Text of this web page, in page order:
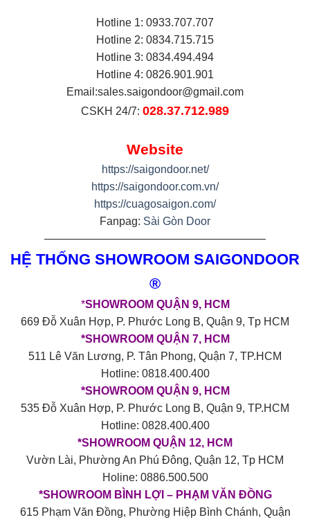
Hotline 1: 0933.707.707
Hotline 2: 0834.715.715
Hotline 3: 0834.494.494
Hotline 4: 0826.901.901
Email:sales.saigondoor@gmail.com
CSKH 24/7: 028.37.712.989
Website
https://saigondoor.net/
https://saigondoor.com.vn/
https://cuagosaigon.com/
Fanpag: Sài Gòn Door
————————————————————
HỆ THỐNG SHOWROOM SAIGONDOOR
®
*SHOWROOM QUẬN 9, HCM
669 Đỗ Xuân Hợp, P. Phước Long B, Quận 9, Tp HCM
*SHOWROOM QUẬN 7, HCM
511 Lê Văn Lương, P. Tân Phong, Quận 7, TP.HCM
Hotline: 0818.400.400
*SHOWROOM QUẬN 9, HCM
535 Đỗ Xuân Hợp, P. Phước Long B, Quận 9, TP.HCM
Hotline: 0828.400.400
*SHOWROOM QUẬN 12, HCM
Vườn Lài, Phường An Phú Đông, Quận 12, Tp HCM
Holine: 0886.500.500
*SHOWROOM BÌNH LỢI – PHẠM VĂN ĐỒNG
615 Phạm Văn Đồng, Phường Hiệp Bình Chánh, Quận